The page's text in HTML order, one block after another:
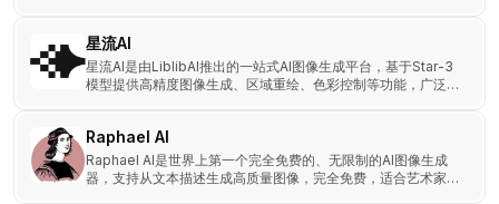
星流AI
星流AI是由LiblibAI推出的一站式AI图像生成平台，基于Star-3
模型提供高精度图像生成、区域重绘、色彩控制等功能，广泛应
Raphael AI
Raphael AI是世界上第一个完全免费的、无限制的AI图像生成
器，支持从文本描述生成高质量图像，完全免费，适合艺术家、